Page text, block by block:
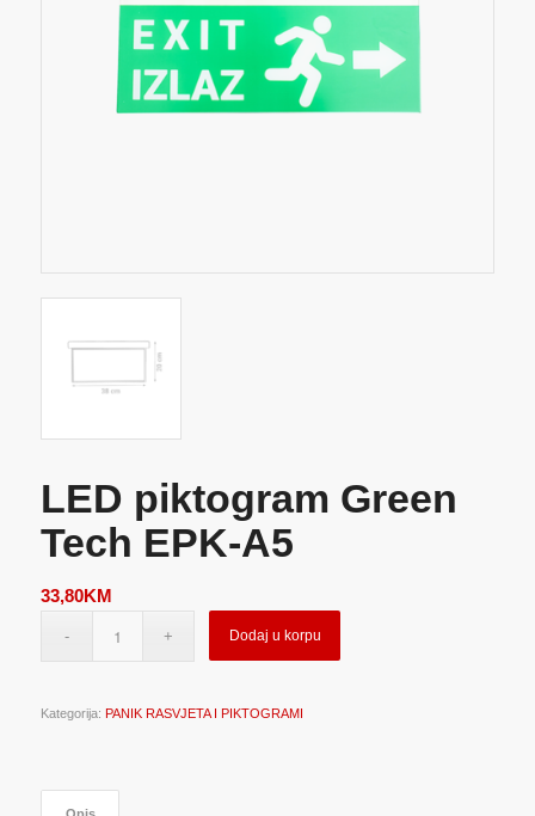
LED piktogram Green
Tech EPK-A5
33,80KM
Dodaj u korpu
Kategorija: PANIK RASVJETA I PIKTOGRAMI